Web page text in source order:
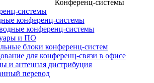
Конференц-системы
системы
конференц-системы
конференц-системы
и ПО
блоки конференц-систем
для конференц-связи в офисе
и антенная дистрибуция
перевод